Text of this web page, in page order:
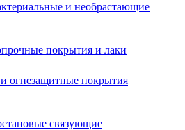
и необрастающие
покрытия и лаки
огнезащитные покрытия
связующие